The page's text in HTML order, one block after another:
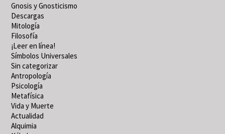
Gnosis y Gnosticismo
Descargas
Mitología
Filosofía
¡Leer en línea!
Símbolos Universales
Sin categorizar
Antropología
Psicología
Metafísica
Vida y Muerte
Actualidad
Alquimia